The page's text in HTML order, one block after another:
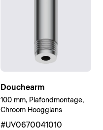
Douchearm
100 mm, Plafondmontage,
Chroom Hoogglans
#UV0670041010